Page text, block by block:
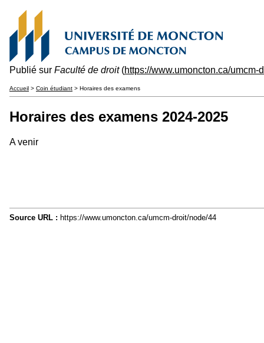
Publié sur Faculté de droit(https://www.umoncton.ca/umcm-
Accueil > Coin étudiant > Horaires des examens
Horaires des examens 2024-2025
A venir
Source URL : https://www.umoncton.ca/umcm-droit/node/44